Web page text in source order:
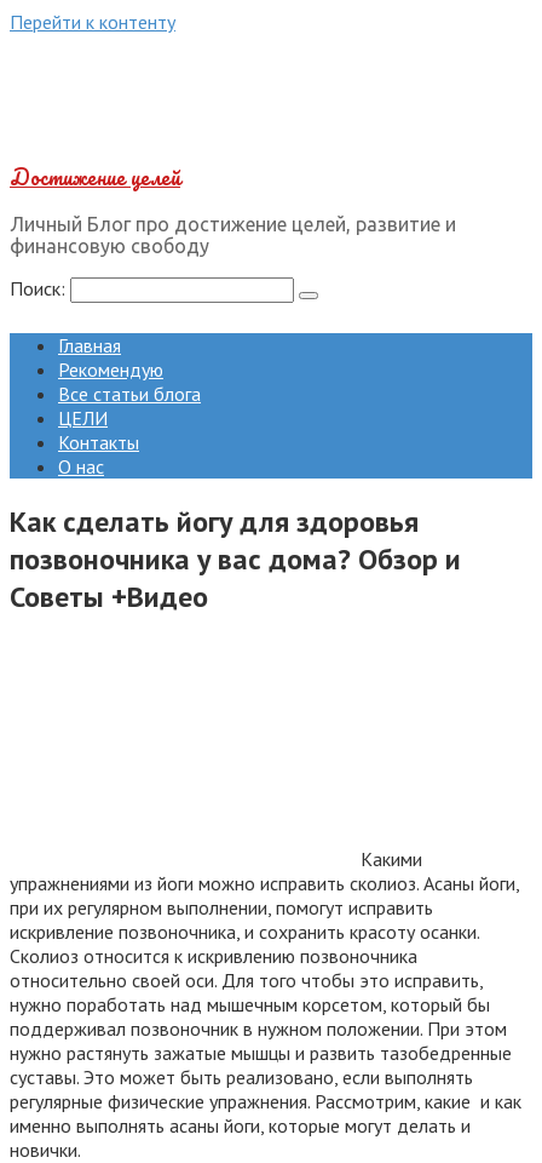
Перейти к контенту
Достижение целей
Личный Блог про достижение целей, развитие и
финансовую свободу
Поиск:
Главная
Рекомендую
Все статьи блога
ЦЕЛИ
Контакты
О нас
Как сделать йогу для здоровья
позвоночника у вас дома? Обзор и
Советы +Видео
Какими
упражнениями из йоги можно исправить сколиоз. Асаны йоги,
при их регулярном выполнении, помогут исправить
искривление позвоночника, и сохранить красоту осанки.
Сколиоз относится к искривлению позвоночника
относительно своей оси. Для того чтобы это исправить,
нужно поработать над мышечным корсетом, который бы
поддерживал позвоночник в нужном положении. При этом
нужно растянуть зажатые мышцы и развить тазобедренные
суставы. Это может быть реализовано, если выполнять
регулярные физические упражнения. Рассмотрим, какие и как
именно выполнять асаны йоги, которые могут делать и
новички.